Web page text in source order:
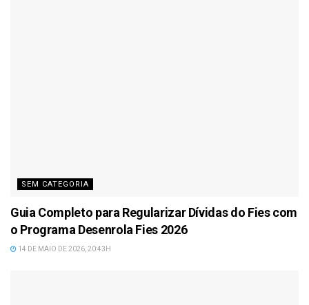
SEM CATEGORIA
Guia Completo para Regularizar Dívidas do Fies com
o Programa Desenrola Fies 2026
14 DE MAIO DE 2026, 20:43H